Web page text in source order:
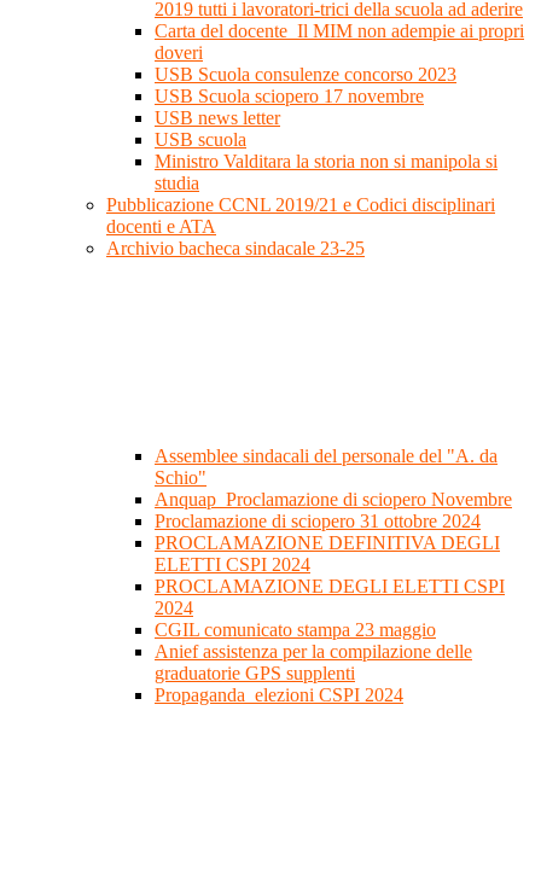
2019 tutti i lavoratori-trici della scuola ad aderire
Carta del docente_Il MIM non adempie ai propri
doveri
USB Scuola consulenze concorso 2023
USB Scuola sciopero 17 novembre
USB news letter
USB scuola
Ministro Valditara la storia non si manipola si
studia
Pubblicazione CCNL 2019/21 e Codici disciplinari
docenti e ATA
Archivio bacheca sindacale 23-25
Assemblee sindacali del personale del "A. da
Schio"
Anquap_Proclamazione di sciopero Novembre
Proclamazione di sciopero 31 ottobre 2024
PROCLAMAZIONE DEFINITIVA DEGLI
ELETTI CSPI 2024
PROCLAMAZIONE DEGLI ELETTI CSPI
2024
CGIL comunicato stampa 23 maggio
Anief assistenza per la compilazione delle
graduatorie GPS supplenti
Propaganda_elezioni CSPI 2024